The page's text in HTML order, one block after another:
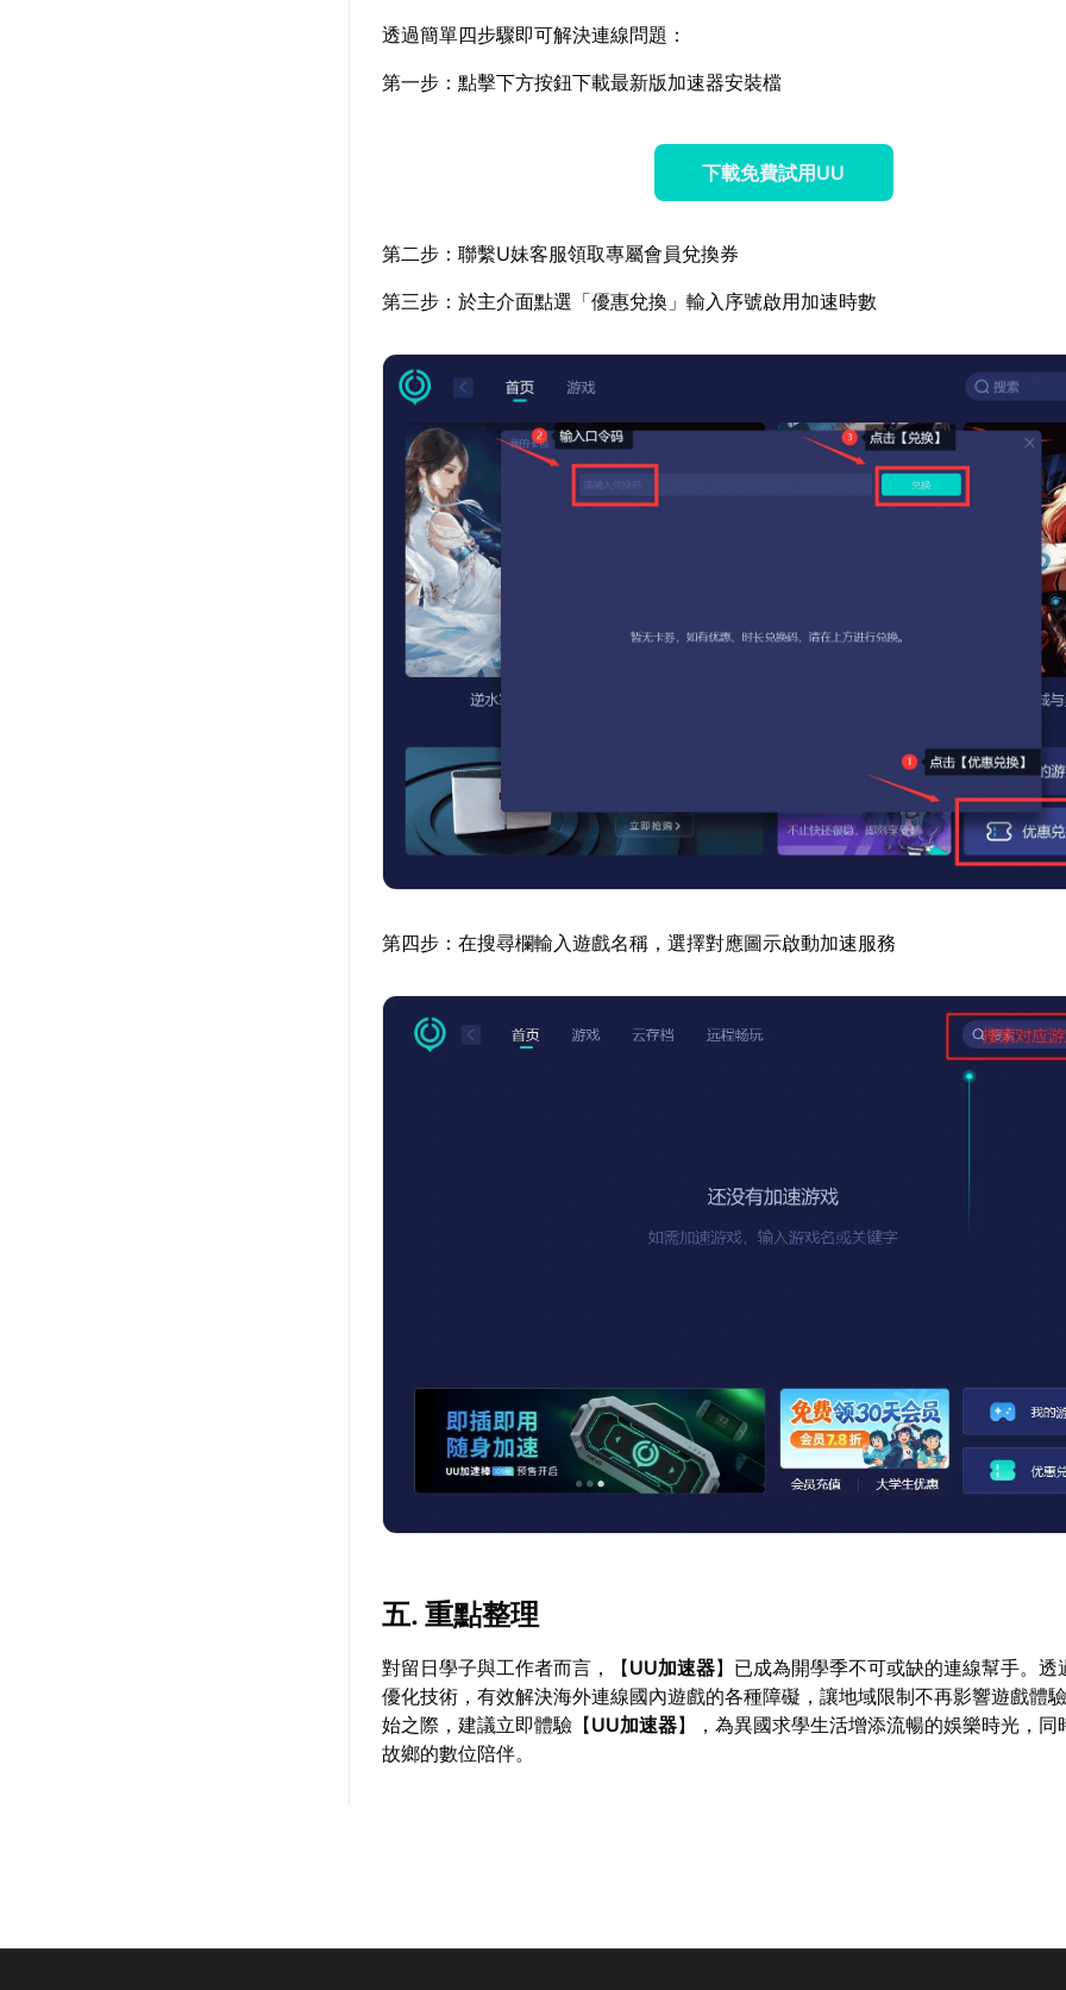
透過簡單四步驟即可解決連線問題：
第一步：點擊下方按鈕下載最新版加速器安裝檔
下載免費試用UU
第二步：聯繫U妹客服領取專屬會員兌換券
第三步：於主介面點選「優惠兌換」輸入序號啟用加速時數
第四步：在搜尋欄輸入遊戲名稱，選擇對應圖示啟動加速服務
五. 重點整理
對留日學子與工作者而言，【UU加速器】已成為開學季不可或缺的連線幫手。透
優化技術，有效解決海外連線國內遊戲的各種障礙，讓地域限制不再影響遊戲體
始之際，建議立即體驗【UU加速器】，為異國求學生活增添流暢的娛樂時光，同
故鄉的數位陪伴。